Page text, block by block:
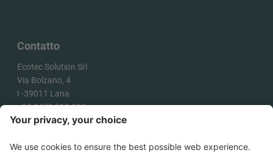
Contatto
Ecotec Solution Srl
Via Bolzano, 4
I -39011 Lana
+39 0473 313 010
info@ecotecsolution.com